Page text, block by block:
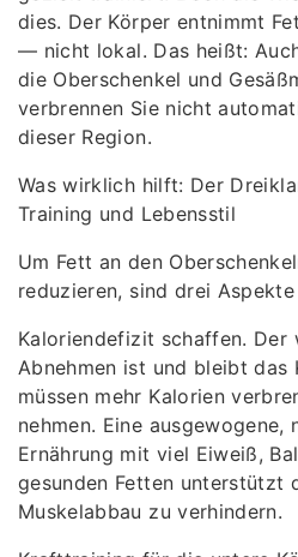
dies. Der Körper entnimmt
— nicht lokal. Das heißt:
die Oberschenkel und
verbrennen Sie nicht
dieser Region.
Was wirklich hilft: Der
Training und Lebensstil
Um Fett an den
reduzieren, sind drei
Kaloriendefizit schaffen. Der
Abnehmen ist und bleibt das
müssen mehr Kalorien
nehmen. Eine ausgewogene,
Ernährung mit viel Eiweiß,
gesunden Fetten unterstützt
Muskelabbau zu verhindern.